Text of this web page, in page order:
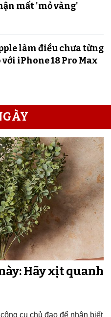
mất 'mỏ vàng'
làm điều chưa từng
với iPhone 18 Pro Max
Hãy xịt quanh
cụ chủ đạo để nhận biết